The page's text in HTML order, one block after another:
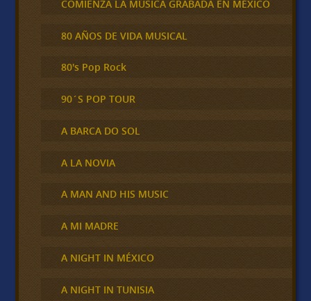
COMIENZA LA MÚSICA GRABADA EN MÉXICO
80 AÑOS DE VIDA MUSICAL
80's Pop Rock
90´S POP TOUR
A BARCA DO SOL
A LA NOVIA
A MAN AND HIS MUSIC
A MI MADRE
A NIGHT IN MÉXICO
A NIGHT IN TUNISIA